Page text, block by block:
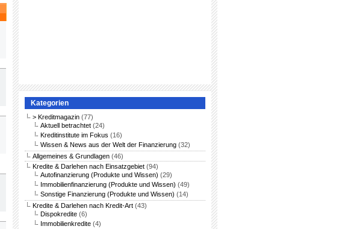
Kategorien
> Kreditmagazin (77)
Aktuell betrachtet (24)
Kreditinstitute im Fokus (16)
Wissen & News aus der Welt der Finanzierung (32)
Allgemeines & Grundlagen (46)
Kredite & Darlehen nach Einsatzgebiet (94)
Autofinanzierung (Produkte und Wissen) (29)
Immobilienfinanzierung (Produkte und Wissen) (49)
Sonstige Finanzierung (Produkte und Wissen) (14)
Kredite & Darlehen nach Kredit-Art (43)
Dispokredite (6)
Immobilienkredite (4)